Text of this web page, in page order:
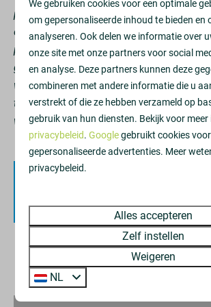
Huisdieren
Huisdiervrij
Toegankelijkheid
Lift
Badkamer
Douche
Spiegel
Wastafel: 2
Slaapkamer
periode kan er op verschillende
ontstaan voor alle woningen. De
per etage en in fases uitgevoerd. Aan de
geen steiger te staan. Het werk is
weersomstandigheden en vindt plaats op
tussen 08.00 en 16.00 uur. In de avonden
wordt er niet gewerkt.
1 Verblijfsvoorkeuren
We gebruiken cookies voor een optimale
om gepersonaliseerde inhoud te bieden en
analyseren. Ook delen we informatie over
onze site met onze partners voor social
en analyse. Deze partners kunnen deze
combineren met andere informatie die u
verstrekt of die ze hebben verzameld op
gebruik van hun diensten. Bekijk voor
privacybeleid.Googlegebruikt cookies voor
gepersonaliseerde advertenties. Meer
privacybeleid.
Alles accepteren
Zelf instellen
Weigeren
NL